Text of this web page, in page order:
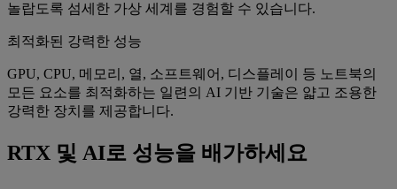
놀랍도록 섬세한 가상 세계를 경험할 수 있습니다.
최적화된 강력한 성능
GPU, CPU, 메모리, 열, 소프트웨어, 디스플레이 등 노트북의
모든 요소를 최적화하는 일련의 AI 기반 기술은 얇고 조용한
강력한 장치를 제공합니다.
RTX 및 AI로 성능을 배가하세요